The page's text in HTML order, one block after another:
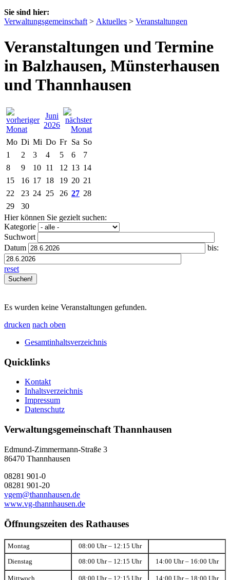
Sie sind hier:
Verwaltungsgemeinschaft > Aktuelles > Veranstaltungen
Veranstaltungen und Termine
in Balzhausen, Münsterhausen
und Thannhausen
Juni
2026
Mo Di Mi Do Fr Sa So
1
2 3 4 5 6
7
8
9 10 11 12 13 14
15
16 17 18 19 20 21
22
23 24 25 26 27 28
29
30
Hier können Sie gezielt suchen:
Kategorie
Suchwort
Datum
bis:
reset
Es wurden keine Veranstaltungen gefunden.
drucken nach oben
Gesamtinhaltsverzeichnis
Quicklinks
Kontakt
Inhaltsverzeichnis
Impressum
Datenschutz
Verwaltungsgemeinschaft Thannhausen
Edmund-Zimmermann-Straße 3
86470 Thannhausen
08281 901-0
08281 901-20
vgem@thannhausen.de
www.vg-thannhausen.de
Öffnungszeiten des Rathauses
Montag 08:00 Uhr – 12:15 Uhr
Dienstag 08:00 Uhr – 12:15 Uhr 14:00 Uhr – 16:00 Uhr